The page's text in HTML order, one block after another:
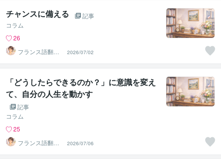
チャンスに備える
記事
コラム
26
フランス語翻訳
者 遠藤ゆかり
2026/07/02
「どうしたらできるのか？」に意識を変え
て、自分の人生を動かす
記事
コラム
25
フランス語翻訳
者 遠藤ゆかり
2026/07/06